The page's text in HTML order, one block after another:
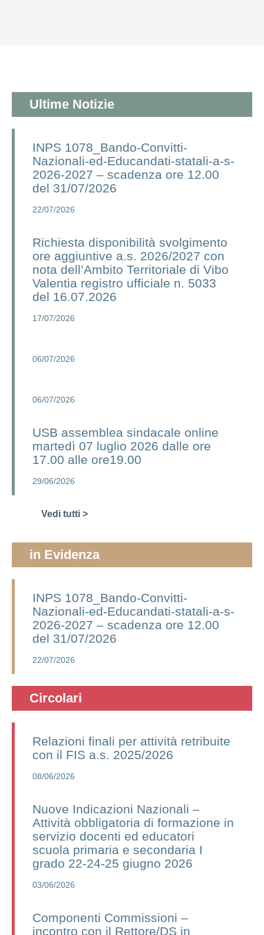
Ultime Notizie
INPS 1078_Bando-Convitti-
Nazionali-ed-Educandati-statali-a-s-
2026-2027 – scadenza ore 12.00
del 31/07/2026
22/07/2026
Richiesta disponibilità svolgimento
ore aggiuntive a.s. 2026/2027 con
nota dell’Ambito Territoriale di Vibo
Valentia registro ufficiale n. 5033
del 16.07.2026
17/07/2026
06/07/2026
06/07/2026
USB assemblea sindacale online
martedì 07 luglio 2026 dalle ore
17.00 alle ore19.00
29/06/2026
Vedi tutti >
in Evidenza
INPS 1078_Bando-Convitti-
Nazionali-ed-Educandati-statali-a-s-
2026-2027 – scadenza ore 12.00
del 31/07/2026
22/07/2026
Circolari
Relazioni finali per attività retribuite
con il FIS a.s. 2025/2026
08/06/2026
Nuove Indicazioni Nazionali –
Attività obbligatoria di formazione in
servizio docenti ed educatori
scuola primaria e secondaria I
grado 22-24-25 giugno 2026
03/06/2026
Componenti Commissioni –
incontro con il Rettore/DS in